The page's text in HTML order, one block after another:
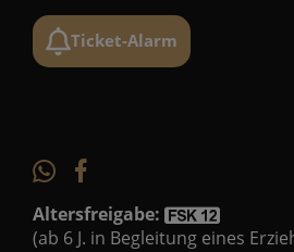
Ticket-Alarm
Altersfreigabe:
(ab 6 J. in Begleitung eines